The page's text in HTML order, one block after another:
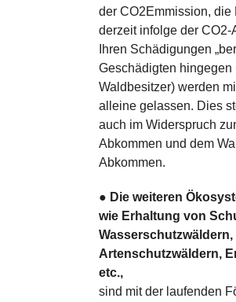
der CO2Emmission, die
derzeit infolge der CO2-
Ihren Schädigungen
Geschädigten hingegen
Waldbesitzer) werden
alleine gelassen. Dies
auch im Widerspruch
Abkommen und dem
Abkommen.
● Die weiteren
wie Erhaltung von
Wasserschutzwäldern,
Artenschutzwäldern,
etc.,
sind mit der laufenden